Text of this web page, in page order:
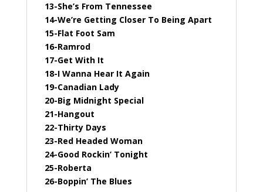
13-She’s From Tennessee
14-We’re Getting Closer To Being Apart
15-Flat Foot Sam
16-Ramrod
17-Get With It
18-I Wanna Hear It Again
19-Canadian Lady
20-Big Midnight Special
21-Hangout
22-Thirty Days
23-Red Headed Woman
24-Good Rockin’ Tonight
25-Roberta
26-Boppin’ The Blues